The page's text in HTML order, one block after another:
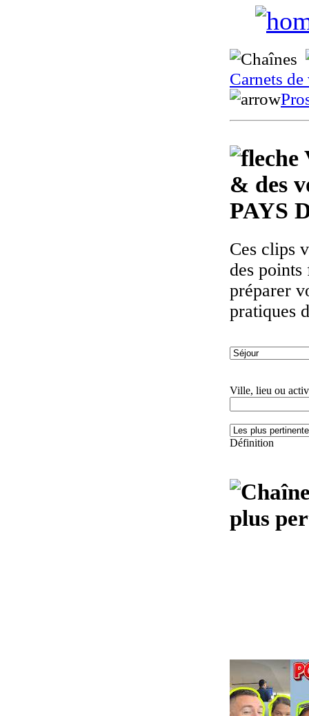
Carnets
& des
PAYS
Ces clips
des
préparer
pratiques
Ville, lieu ou
Définition
plus